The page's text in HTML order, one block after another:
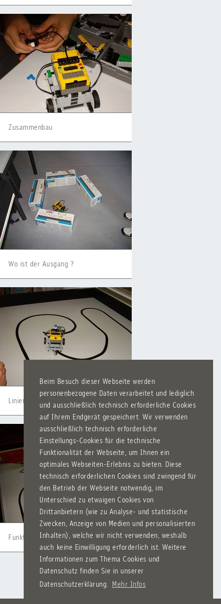
Beim Besuch dieser Webseite werden
personenbezogene Daten verarbeitet und lediglich
und ausschließlich technisch erforderliche Cookies
auf Ihrem Endgerät gespeichert. Wir verwenden
ausschließlich technisch erforderliche
Einstellungs-Cookies für die technische
Funktionalität der Webseite, um Ihnen ein
optimales Webseiten-Erlebnis zu bieten. Diese
technisch erforderlichen Cookies sind zwingend für
den Betrieb der Webseite notwendig, im
Unterschied zu etwaigen Cookies von
Drittanbietern (wie zu Analyse- und statistische
Zwecken, Anzeige von Medien und personalisierten
Inhalten), welche wir nicht verwenden, weshalb
auch keine Einwilligung erforderlich ist. Weitere
Informationen zum Thema Cookies und
Datenschutz finden Sie in unserer
Datenschutzerklärung. Mehr Infos
Zusammenbau
Wo ist der Ausgang ?
Linienfolger
Funktioniert alles ?